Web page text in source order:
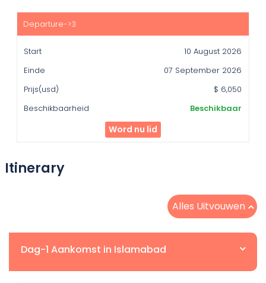
10 August 2026
07 September 2026
$ 6,050
Beschikbaar
Word nu lid
Itinerary
Alles Uitvouwen
Dag-1 Aankomst in Islamabad